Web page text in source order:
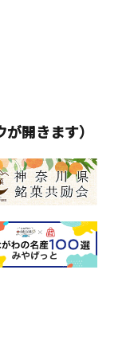
開きます）